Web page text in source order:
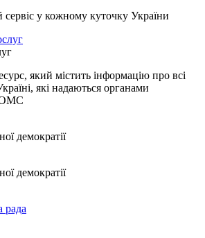
у кожному куточку України
який містить інформацію про всі
які надаються органами
ОМС
демократії
демократії
рада